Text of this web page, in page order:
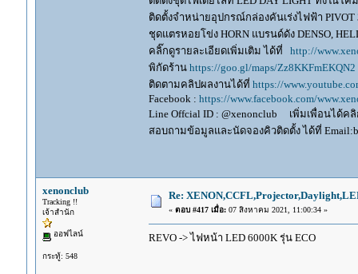
ติดตั้งจำหน่ายอุปกรณ์กล่องคันเร่งไฟฟ้า PIVOT
ชุดแตรหอยโข่ง HORN แบรนด์ดัง DENSO,
คลิ๊กดูรายละเอียดเพิ่มเติม ได้ที่ http://
พิกัดร้าน https://goo.gl/maps/Zz8KKFmEKQN2
ติดตามคลิปผลงานได้ที่ https://
Facebook : https://www.facebook.com/
Line Offcial ID : @xenonclub เพิ่มเพื่อนได้ค
สอบถามข้อมูลและนัดจองคิวติดตั้ง ได้ที่
xenonclub
Tracking !!
เจ้าสำนัก
ออฟไลน์
กระทู้: 548
Re:
« ตอบ #417 เมื่อ:07 สิงหาคม 2021, 11:00:34 »
REVO -> ไฟหน้า LED 6000K รุ่น ECO